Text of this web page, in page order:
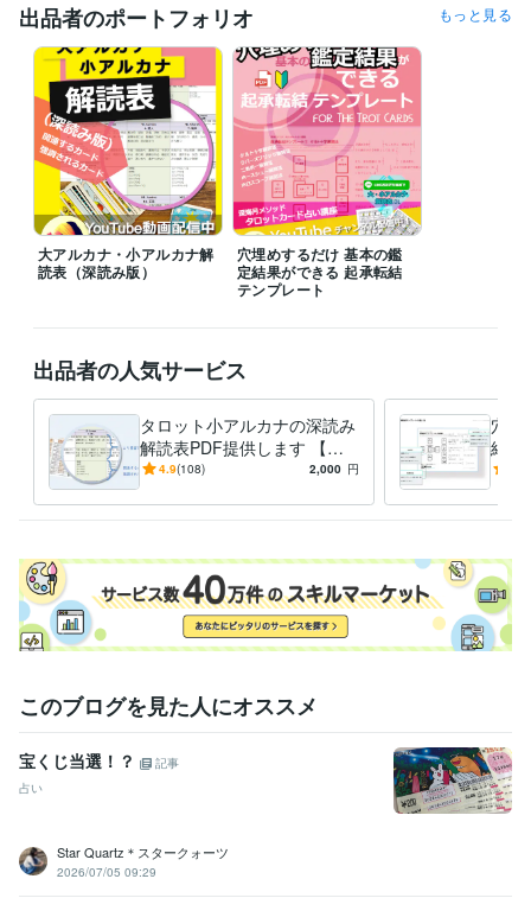
出品者のポートフォリオ もっと見る
大アルカナ・小アルカナ解
読表（深読み版）
穴埋めするだけ 基本の鑑
定結果ができる 起承転結
テンプレート
出品者の人気サービス
タロット小アルカナの深読み
解読表PDF提供します 【商
用OK】タロット小アルカナ5
4.9(108) 2,000 円
穴埋
結果
定結
このブログを見た人にオススメ
宝くじ当選！？
記事
占い
Star Quartz＊スタークォーツ
2026/07/05 09:29